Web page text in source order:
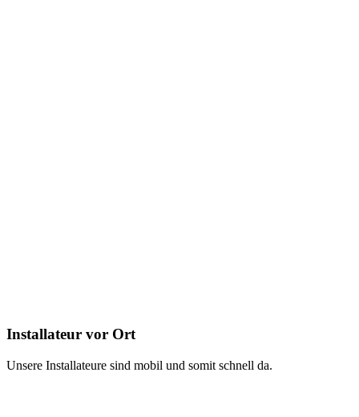
Installateur vor Ort
Unsere Installateure sind mobil und somit schnell da.